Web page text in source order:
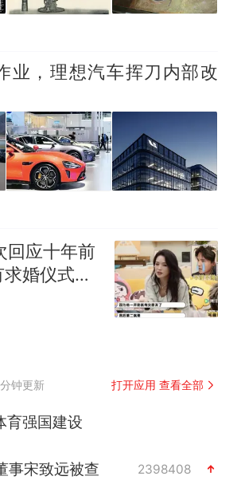
业，理想汽车挥刀内部改
回应十年前
婚仪式：
变成爱
钟更新 打开应用 查看全部
育强国建设
事宋致远被查 2398408